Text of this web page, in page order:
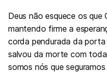
Deus não esquece os
mantendo firme a
corda pendurada da
salvou da morte com
somos nós que